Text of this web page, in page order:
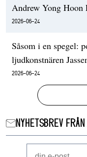
Andrew Yong Hoon
2026-06-24
Såsom i en spegel:
ljudkonstnären
2026-06-24
NYHETSBREV FRÅN